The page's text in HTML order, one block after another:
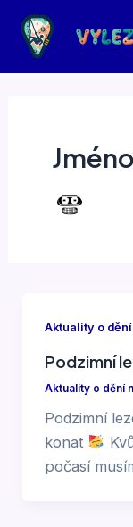
Přeskočit
obsah
Aktuality o
Podzimní
Aktuality o dění
Podzimní
konat
počasí